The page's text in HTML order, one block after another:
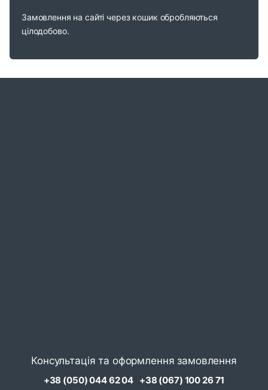
Замовлення на сайті через кошик обробляються
цілодобово.
Консультація та оформлення замовлення
+38 (050) 044 62 04 +38 (067) 100 26 71